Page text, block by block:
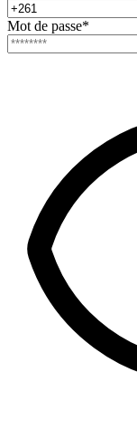
Mot de passe*